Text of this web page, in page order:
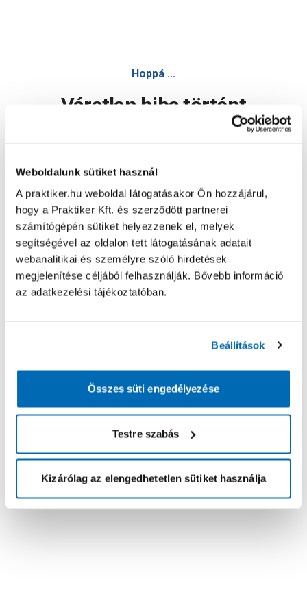
Weboldalunk sütiket használ
A praktiker.hu weboldal látogatásakor Ön hozzájárul,
hogy a Praktiker Kft. és szerződött partnerei
számítógépén sütiket helyezzenek el, melyek
segítségével az oldalon tett látogatásának adatait
webanalitikai és személyre szóló hirdetések
megjelenítése céljából felhasználják. Bővebb információ
az adatkezelési tájékoztatóban.
Beállítások
Összes süti engedélyezése
Testre szabás
Kizárólag az elengedhetetlen sütiket használja
Hoppá ...
Váratlan hiba történt
Oldal újratöltése